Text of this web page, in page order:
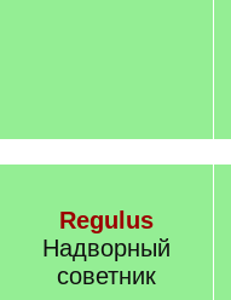
Regulus
Надворный
советник